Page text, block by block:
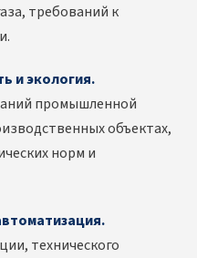
требований к
и экология.
промышленной
объектах,
норм и
технического